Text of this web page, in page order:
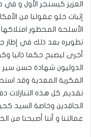
العزيز كيسنجر الأول و
إثبات خلو عقولنا من
الأسلحة المحظور
تطويره بعد ذلك في إطار
أخرى ليصبح حكما ذاتيا
الدوليون شهادة حسن
الفكرية المعدية وقد
تقديم كل هذه التنازلات
الحاقدين وخاصة السيد
عمالتنا و أننا أصبحنا من